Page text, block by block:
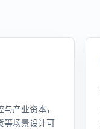
产业资本，
等场景设计可